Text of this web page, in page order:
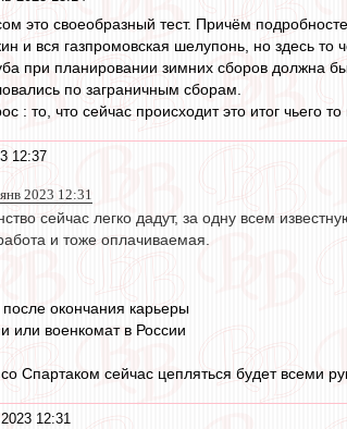
это своеобразный тест. Причём
и вся газпромовская шелупонь, но здесь то
при планировании зимних сборов должна
по заграничным сборам.
: то, что сейчас происходит это итог чьего
12:37
2023 12:31
сейчас легко дадут, за одну всем
и тоже оплачиваемая.
окончания карьеры
или военкомат в России
со Спартаком сейчас цепляться будет всеми
12:31